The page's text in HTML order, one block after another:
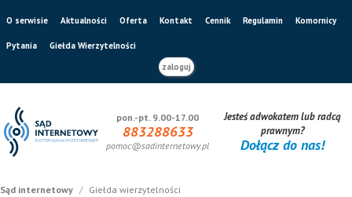
O serwisie Aktualności Oferta Kontakt Cennik Regulamin Komornicy
Pytania
Giełda Wierzytelności
zaloguj
pon.-pt. 9.00-17.00
883288633
pomoc@sadinternetowy.pl
Jesteś adwokatem lub radcą
prawnym?
Dołącz do nas!
Sąd internetowy / Giełda wierzytelności